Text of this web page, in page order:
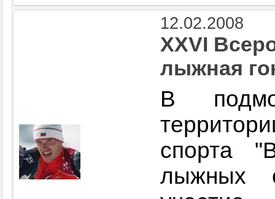
12.02.2008
XXVI
лыжная
В
спорта
лыжных